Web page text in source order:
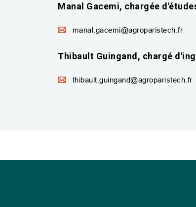
Manal Gacemi, chargée
manal.gacemi@agroparistech.fr
Thibault Guingand, chargé
thibault.guingand@agroparistech.fr